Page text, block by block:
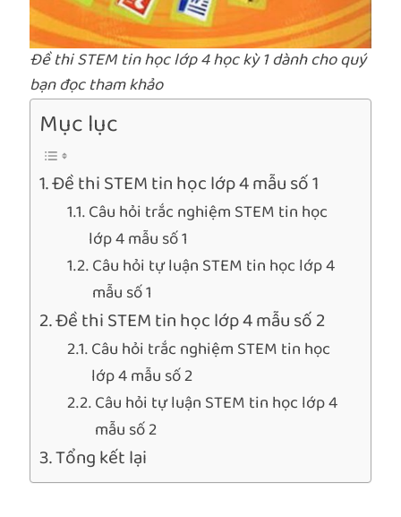
Đề thi STEM tin học lớp 4 học kỳ 1 dành cho quý
bạn đọc tham khảo
Mục lục
Đề thi STEM tin học lớp 4 mẫu số 1
Câu hỏi trắc nghiệm STEM tin học
lớp 4 mẫu số 1
Câu hỏi tự luận STEM tin học lớp 4
mẫu số 1
Đề thi STEM tin học lớp 4 mẫu số 2
Câu hỏi trắc nghiệm STEM tin học
lớp 4 mẫu số 2
Câu hỏi tự luận STEM tin học lớp 4
mẫu số 2
Tổng kết lại